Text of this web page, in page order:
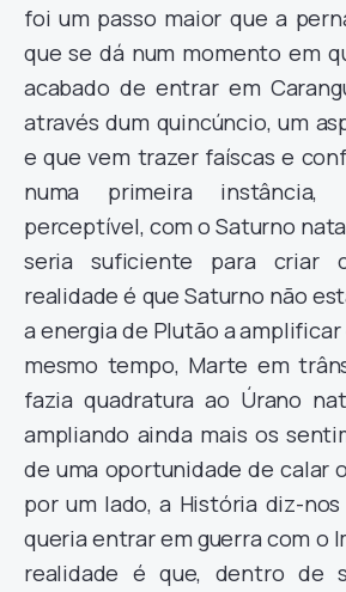
foi um passo maior que a
que se dá num momento em
acabado de entrar em
através dum quincúncio, um
e que vem trazer faíscas e
numa primeira
perceptível, com o Saturno
seria suficiente para criar
realidade é que Saturno não
a energia de Plutão a
mesmo tempo, Marte em
fazia quadratura ao Úrano
ampliando ainda mais os
de uma oportunidade de calar
por um lado, a História diz-
queria entrar em guerra com o
realidade é que, dentro de